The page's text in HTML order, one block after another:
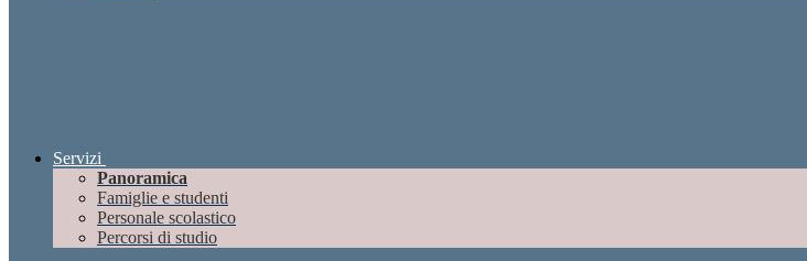
Servizi
Panoramica
Famiglie e studenti
Personale scolastico
Percorsi di studio